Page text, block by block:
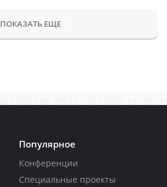
ПОКАЗАТЬ ЕЩЕ
Популярное
Конференции
Специальные проекты